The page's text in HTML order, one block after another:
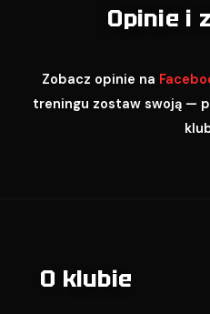
Opinie i
Zobacz opinie na
treningu zostaw swoją —
O klubie